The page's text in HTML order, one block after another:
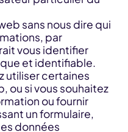
sans nous dire qui
par
vous identifier
et identifiable.
utiliser certaines
ou si vous souhaitez
ou fournir
un formulaire,
données